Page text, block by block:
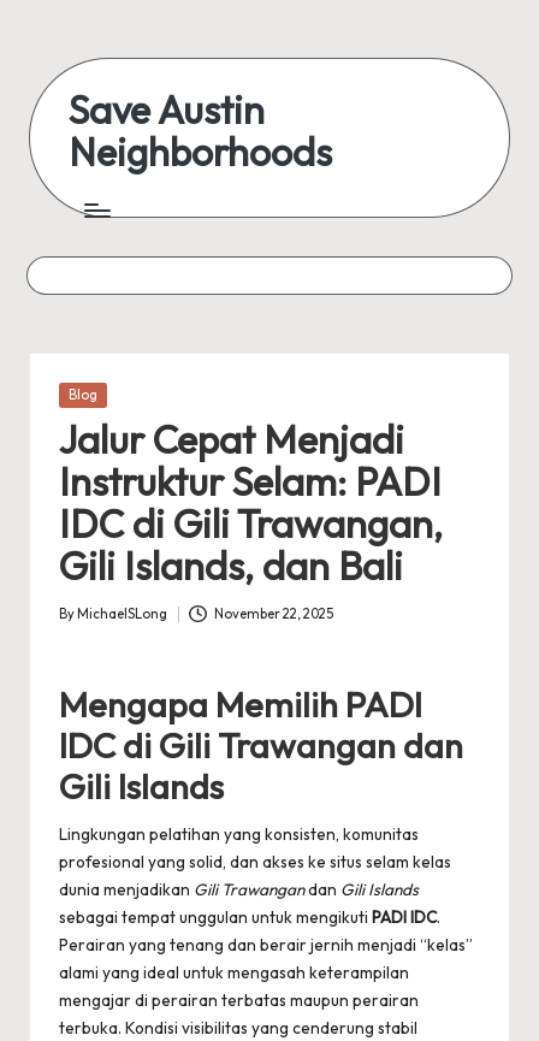
content
Save Austin
Neighborhoods
Austin
everything
Posted
Blog
Jalur Cepat Menjadi
Instruktur Selam: PADI
IDC di Gili Trawangan,
Gili Islands, dan Bali
Posted
By MichaelSLong November 22, 2025
Mengapa Memilih PADI
IDC di Gili Trawangan dan
Gili Islands
Lingkungan pelatihan yang konsisten, komunitas
profesional yang solid, dan akses ke situs selam kelas
dunia menjadikan Gili Trawangandan Gili Islands
sebagai tempat unggulan untuk mengikuti PADI IDC.
Perairan yang tenang dan berair jernih menjadi “kelas”
alami yang ideal untuk mengasah keterampilan
mengajar di perairan terbatas maupun perairan
terbuka. Kondisi visibilitas yang cenderung stabil